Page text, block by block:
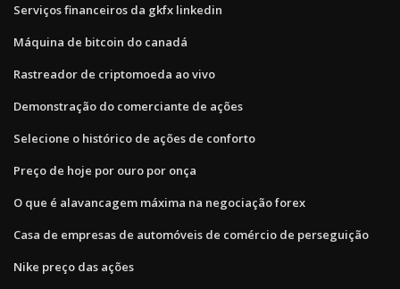
Serviços financeiros da gkfx linkedin
Máquina de bitcoin do canadá
Rastreador de criptomoeda ao vivo
Demonstração do comerciante de ações
Selecione o histórico de ações de conforto
Preço de hoje por ouro por onça
O que é alavancagem máxima na negociação forex
Casa de empresas de automóveis de comércio de perseguição
Nike preço das ações